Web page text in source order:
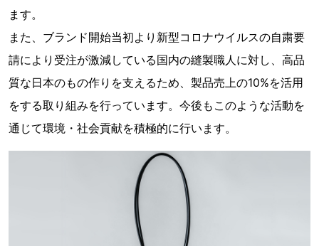
ます。
また、ブランド開始当初より新型コロナウイルスの自粛要
請により受注が激減している国内の縫製職人に対し、高品
質な日本のもの作りを支えるため、製品売上の10%を活用
をする取り組みを行っています。今後もこのような活動を
通じて環境・社会貢献を積極的に行います。